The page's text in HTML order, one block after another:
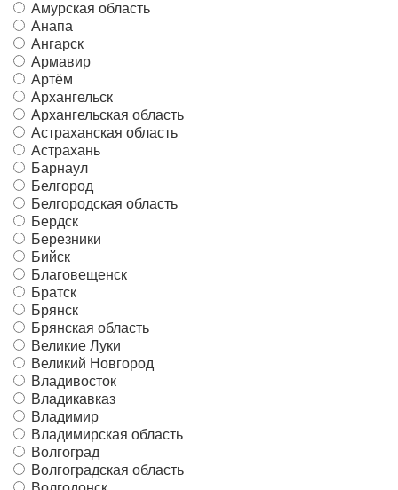
Амурская область
Анапа
Ангарск
Армавир
Артём
Архангельск
Архангельская область
Астраханская область
Астрахань
Барнаул
Белгород
Белгородская область
Бердск
Березники
Бийск
Благовещенск
Братск
Брянск
Брянская область
Великие Луки
Великий Новгород
Владивосток
Владикавказ
Владимир
Владимирская область
Волгоград
Волгоградская область